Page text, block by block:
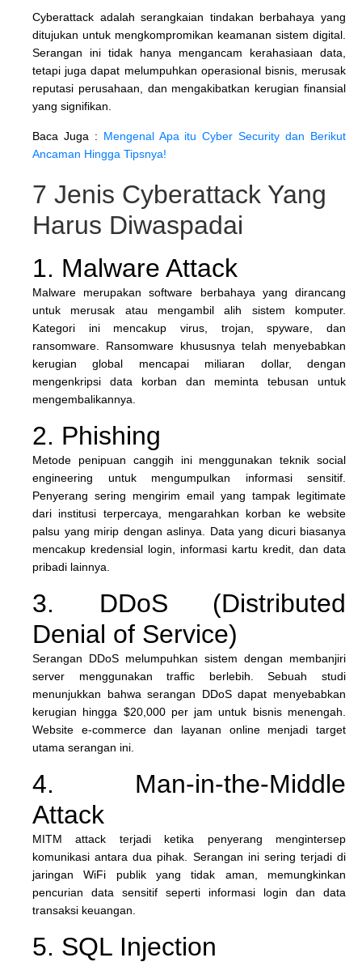
Cyberattack adalah serangkaian tindakan berbahaya yang
ditujukan untuk mengkompromikan keamanan sistem digital.
Serangan ini tidak hanya mengancam kerahasiaan data,
tetapi juga dapat melumpuhkan operasional bisnis, merusak
reputasi perusahaan, dan mengakibatkan kerugian finansial
yang signifikan.
Baca Juga : Mengenal Apa itu Cyber Security dan Berikut
Ancaman Hingga Tipsnya!
7 Jenis Cyberattack Yang
Harus Diwaspadai
1. Malware Attack
Malware merupakan software berbahaya yang dirancang
untuk merusak atau mengambil alih sistem komputer.
Kategori ini mencakup virus, trojan, spyware, dan
ransomware. Ransomware khususnya telah menyebabkan
kerugian global mencapai miliaran dollar, dengan
mengenkripsi data korban dan meminta tebusan untuk
mengembalikannya.
2. Phishing
Metode penipuan canggih ini menggunakan teknik social
engineering untuk mengumpulkan informasi sensitif.
Penyerang sering mengirim email yang tampak legitimate
dari institusi terpercaya, mengarahkan korban ke website
palsu yang mirip dengan aslinya. Data yang dicuri biasanya
mencakup kredensial login, informasi kartu kredit, dan data
pribadi lainnya.
3. DDoS (Distributed
Denial of Service)
Serangan DDoS melumpuhkan sistem dengan membanjiri
server menggunakan traffic berlebih. Sebuah studi
menunjukkan bahwa serangan DDoS dapat menyebabkan
kerugian hingga $20,000 per jam untuk bisnis menengah.
Website e-commerce dan layanan online menjadi target
utama serangan ini.
4. Man-in-the-Middle
Attack
MITM attack terjadi ketika penyerang mengintersep
komunikasi antara dua pihak. Serangan ini sering terjadi di
jaringan WiFi publik yang tidak aman, memungkinkan
pencurian data sensitif seperti informasi login dan data
transaksi keuangan.
5. SQL Injection